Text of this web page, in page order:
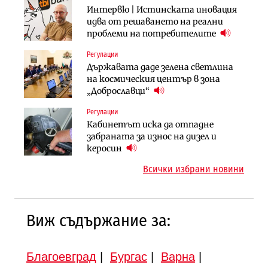
Интервю | Истинската иновация
идва от решаването на реални
проблеми на потребителите
Регулации
Държавата даде зелена светлина
на космическия център в зона
„Доброславци“
Регулации
Кабинетът иска да отпадне
забраната за износ на дизел и
керосин
Компании
„Хювефарма“ подписа договор за
придобиване на Euroapi Italy
Компании
„Ендуросат“ ще строи огромен
космически и отбранителен
Инфраструктура
АПИ възложи промяната на
парцеларния план за
След 20 години застой: Данъчните
оценки на имотите може да бъдат
вдигнати
Инфраструктура
Вторият мост над Варненското
езеро става част от бъдещата
магистрала „Черно море“
Публични финанси
Регионалният министър поема „на
ръчно управление“ общинската
инвестиционна програма
Всички избрани новини
Виж съдържание за:
Благоевград Бургас| Варна|